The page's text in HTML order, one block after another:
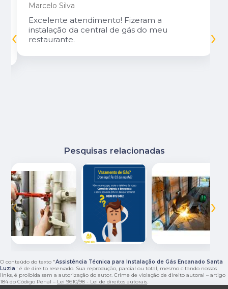
Marcelo Silva
Excelente atendimento! Fizeram a
instalação da central de gás do meu
restaurante.
‹ ›
Pesquisas relacionadas
‹ ›
O conteúdo do texto "Assistência Técnica para Instalação de Gás Encanado Santa
Luzia" é de direito reservado. Sua reprodução, parcial ou total, mesmo citando nossos
links, é proibida sem a autorização do autor. Crime de violação de direito autoral – artigo
184 do Código Penal – Lei 9610/98 - Lei de direitos autorais